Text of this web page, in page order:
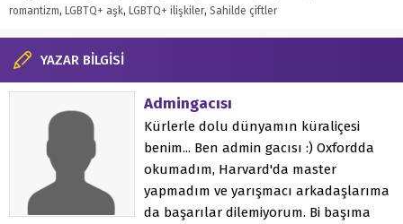
romantizm, LGBTQ+ aşk, LGBTQ+ ilişkiler, Sahilde çiftler
YAZAR BİLGİSİ
Admingacısı
Kürlerle dolu dünyamın küraliçesi
benim... Ben admin gacısı :) Oxfordda
okumadım, Harvard'da master
yapmadım ve yarışmacı arkadaşlarıma
da başarılar dilemiyorum. Bi başıma